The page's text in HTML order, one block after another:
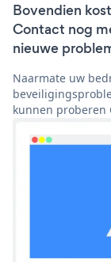
Bovendien
Contact nog
nieuwe
Naarmate uw
kunnen proberen